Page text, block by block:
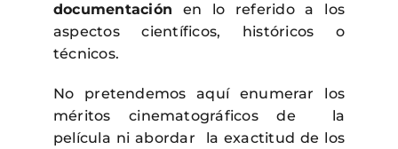
documentación en lo referido a los
aspectos científicos, históricos o
técnicos.
No pretendemos aquí enumerar los
méritos cinematográficos de la
película ni abordar la exactitud de los